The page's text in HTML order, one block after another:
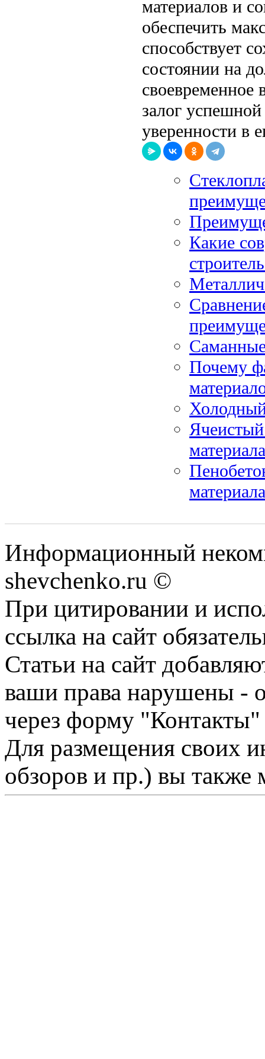
материалов и
обеспечить
способствует
состоянии на
залог
уверенности в
Какие
Почему
Холодный
материала
материала
Информационный
shevchenko.ru ©
При цитировании и
ссылка на сайт
Статьи на сайт
ваши права нарушены -
через форму "Контакты"
Для размещения своих
обзоров и пр.) вы также